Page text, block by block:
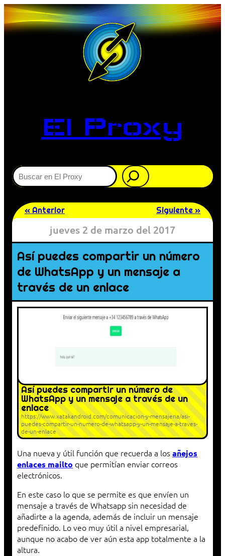
El Proxy
Buscar
« Anterior Siguiente »
jueves 2 de marzo del 2017
Así puedes compartir un número
de WhatsApp y un mensaje a
través de un enlace
Así puedes compartir un número de
WhatsApp y un mensaje a través de un
enlace
https://www.xatakandroid.com/comunicacion-y-mensajeria/asi-
puedes-compartir-un-numero-de-whatsapp-y-un-mensaje-a-traves-
de-un-enlace
Una nueva y útil función que recuerda a losañejos
enlaces mailto que permitían enviar correos
electrónicos.
En este caso lo que se permite es que envíen un
mensaje a través de Whatsapp sin necesidad de
añadirte a la agenda, además de incluir un mensaje
predefinido. Lo veo muy útil a nivel empresarial,
aunque no acabo de ver aún esta app totalmente a la
altura.